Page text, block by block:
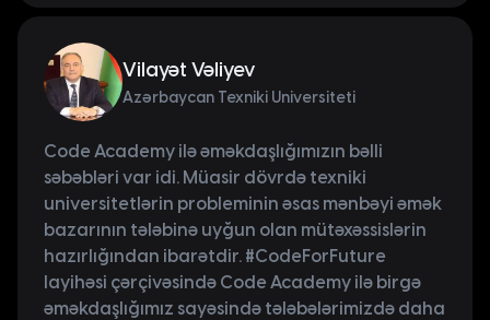
Vilayət Vəliyev
Azərbaycan Texniki Universiteti
Code Academy ilə əməkdaşlığımızın bəlli
səbəbləri var idi. Müasir dövrdə texniki
universitetlərin probleminin əsas mənbəyi əmək
bazarının tələbinə uyğun olan mütəxəssislərin
hazırlığından ibarətdir. #CodeForFuture
layihəsi çərçivəsində Code Academy ilə birgə
əməkdaşlığımız sayəsində tələbələrimizdə daha